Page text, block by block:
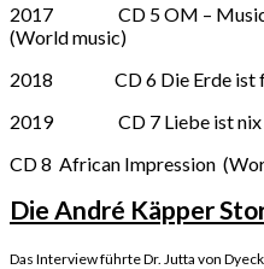
2017 CD 5 OM – Music
(World music)
2018 CD 6 Die Erde ist für
2019 CD 7 Liebe ist nix
CD 8 African Impression
Die André Käpper
Das Interview führte Dr. Jutta von